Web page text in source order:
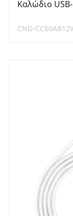
Καλώδιο USB-
CND-